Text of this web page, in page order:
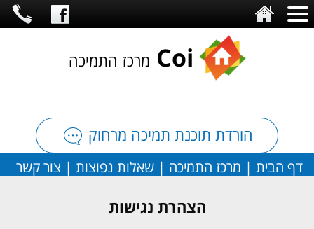
Coi מרכז התמיכה
הורדת תוכנת תמיכה מרחוק
דף הבית | מרכז התמיכה | שאלות נפוצות | צור קשר
הצהרת נגישות